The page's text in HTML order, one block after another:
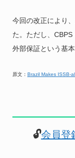
今回の改正により
た。ただし、CBPS
外部保証という基
原文： Brazil Makes ISSB-
🔓会員登